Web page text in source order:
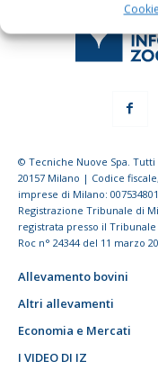
© Tecniche Nuove Spa.
20157 Milano | Codice
imprese di Milano:
Registrazione Tribunale di
registrata presso il Tribunale
Roc n° 24344 del 11 marzo
Allevamento bovini
Altri allevamenti
Economia e Mercati
I VIDEO DI IZ